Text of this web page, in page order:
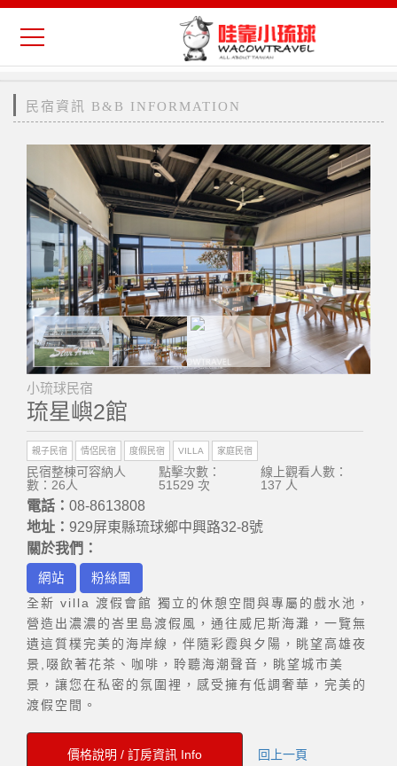
民宿資訊 B&B INFORMATION
小琉球民宿
琉星嶼2館
親子民宿 情侶民宿 度假民宿 VILLA 家庭民宿
民宿整棟可容納人
數：26人
點擊次數：
51529 次
線上觀看人數：
137 人
電話： 08-8613808
地址： 929屏東縣琉球鄉中興路32-8號
關於我們：
網站
粉絲團
全新 villa 渡假會館 獨立的休憩空間與專屬的戲水池，
營造出濃濃的峇里島渡假風，通往威尼斯海灘，一覽無
遺這質樸完美的海岸線，伴隨彩霞與夕陽，眺望高雄夜
景,啜飲著花茶、咖啡，聆聽海潮聲音，眺望城市美
景，讓您在私密的氛圍裡，感受擁有低調奢華，完美的
渡假空間。
價格說明 / 訂房資訊 Info 回上一頁